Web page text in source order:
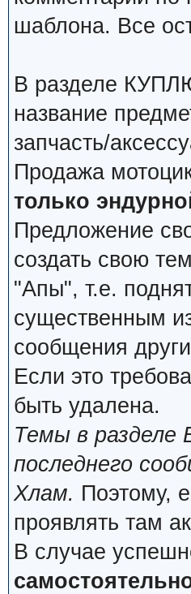
шаблона. Все
В разделе
название
запчасть/
Продажа
только
Предложение
создать свою
"Апы", т.е.
существенным
сообщения
Если это
быть удалена.
Темы в разделе
последнего
Хлам. Поэтому,
проявлять там
В случае